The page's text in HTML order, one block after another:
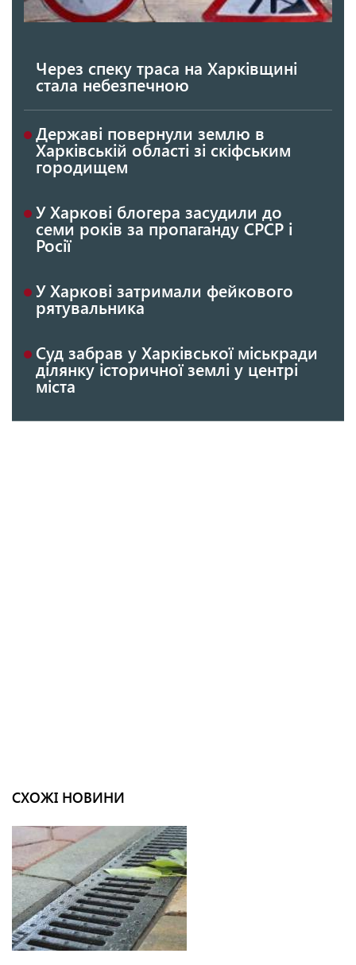
Через спеку траса на Харківщині
стала небезпечною
Державі повернули землю в
Харківській області зі скіфським
городищем
У Харкові блогера засудили до
семи років за пропаганду СРСР і
Росії
У Харкові затримали фейкового
рятувальника
Суд забрав у Харківської міськради
ділянку історичної землі у центрі
міста
СХОЖІ НОВИНИ